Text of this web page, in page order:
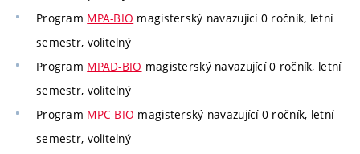
Program MPA-BIO magisterský navazující 0 ročník, letní
semestr, volitelný
Program MPAD-BIO magisterský navazující 0 ročník, letní
semestr, volitelný
Program MPC-BIO magisterský navazující 0 ročník, letní
semestr, volitelný